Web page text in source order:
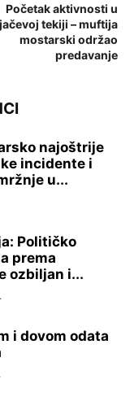
Početak aktivnosti u
tekiji – muftija
mostarski održao
predavanje
najoštrije
incidente i
u...
Političko
prema
ozbiljan i...
i dovom odata